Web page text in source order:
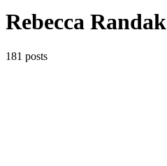
Rebecca Randak
181 posts